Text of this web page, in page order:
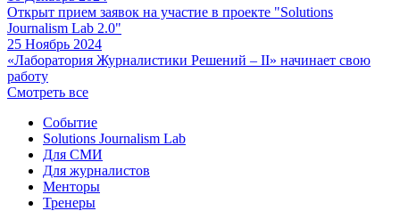
Открыт прием заявок на участие в проекте "Solutions
Journalism Lab 2.0"
25 Ноябрь 2024
«Лаборатория Журналистики Решений – II» начинает свою
работу
Смотреть все
Событие
Solutions Journalism Lab
Для СМИ
Для журналистов
Менторы
Тренеры